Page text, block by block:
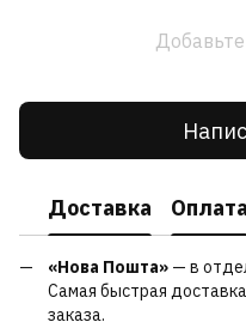
Доставка Оплата
«Нова Пошта» — в
Самая быстрая
заказа.